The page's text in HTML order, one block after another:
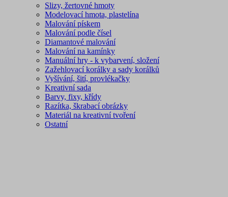
Slizy, žertovné hmoty
Modelovací hmota, plastelína
Malování pískem
Malování podle čísel
Diamantové malování
Malování na kamínky
Manuální hry - k vybarvení, složení
Zažehlovací korálky a sady korálků
Vyšívání, šití, provlékačky
Kreativní sada
Barvy, fixy, křídy
Razítka, škrabací obrázky
Materiál na kreativní tvoření
Ostatní